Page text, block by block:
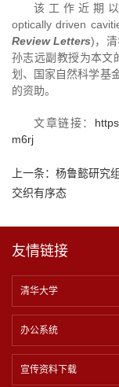
该工作近期以
optically driven
Review Letters)，清
孙志远副教授为本文
划、国家自然科学基
的资助。
文章链接：
m6rj
上一条： 杨鲁懿研究
交织有序态
友情链接
清华大学
办公系统
宣传资料下载